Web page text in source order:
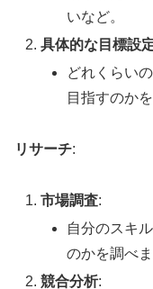
いなど。
具体的な目標設
どれくらい
目指すのか
リサーチ:
市場調査:
自分のスキ
のかを調べま
競合分析: